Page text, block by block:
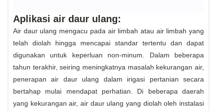
Aplikasi air daur ulang:
Air daur ulang mengacu pada air limbah atau air limbah yang
telah diolah hingga mencapai standar tertentu dan dapat
digunakan untuk keperluan non-minum. Dalam beberapa
tahun terakhir, seiring meningkatnya masalah kekurangan air,
penerapan air daur ulang dalam irigasi pertanian secara
bertahap mulai mendapat perhatian. Di beberapa daerah
yang kekurangan air, air daur ulang yang diolah oleh instalasi